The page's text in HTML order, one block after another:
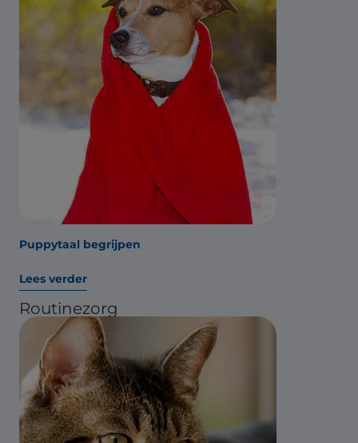
Puppytaal begrijpen
Lees verder
Routinezorg